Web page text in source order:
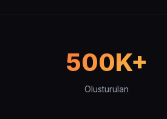
500K+
Olusturulan